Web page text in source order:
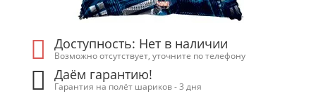
Доступность: Нет в наличии
Возможно отсутствует, уточните по телефону
Даём гарантию!
Гарантия на полёт шариков - 3 дня